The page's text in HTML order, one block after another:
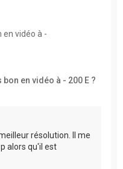
vidéo à -
en vidéo à - 200 E ?
résolution. Il me
alors qu'il est